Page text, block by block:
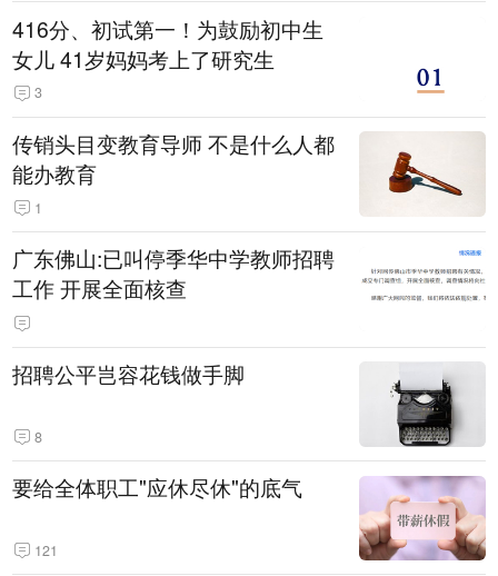
416分、初试第一！为鼓励初中生
女儿 41岁妈妈考上了研究生
3
传销头目变教育导师 不是什么人都
能办教育
1
广东佛山:已叫停季华中学教师招聘
工作 开展全面核查
招聘公平岂容花钱做手脚
8
要给全体职工"应休尽休"的底气
121